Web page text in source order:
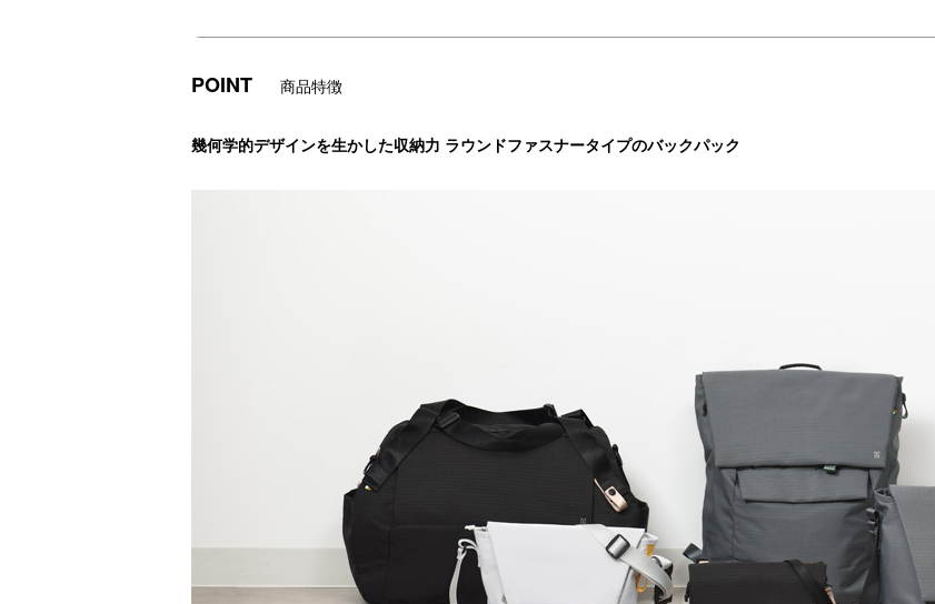
POINT 商品特徴
幾何学的デザインを生かした収納力 ラウンドファスナータイプのバックパック